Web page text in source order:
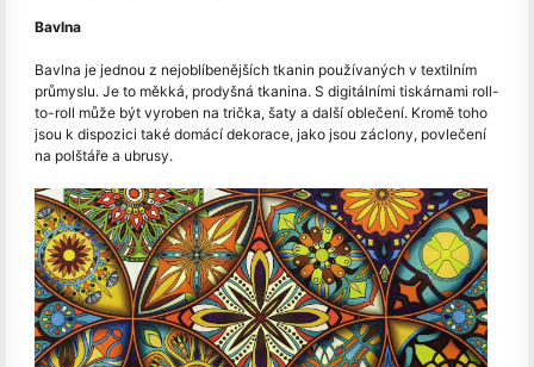
Bavlna
Bavlna je jednou z nejoblíbenějších tkanin používaných v textilním
průmyslu. Je to měkká, prodyšná tkanina. S digitálními tiskárnami roll-
to-roll může být vyroben na trička, šaty a další oblečení. Kromě toho
jsou k dispozici také domácí dekorace, jako jsou záclony, povlečení
na polštáře a ubrusy.